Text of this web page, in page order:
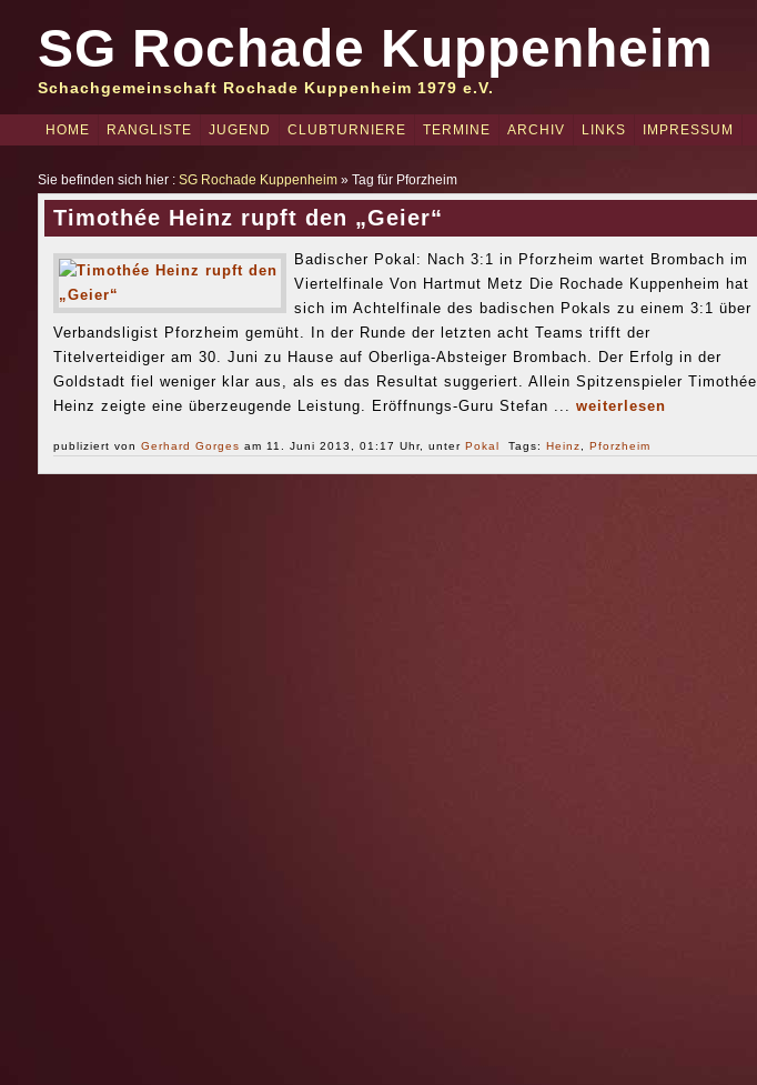
SG Rochade Kuppenheim
Schachgemeinschaft Rochade Kuppenheim 1979 e.V.
HOME RANGLISTE JUGEND CLUBTURNIERE TERMINE ARCHIV LINKS IMPRESSUM
Sie befinden sich hier : SG Rochade Kuppenheim» Tag für Pforzheim
Timothée Heinz rupft den „Geier“
Badischer Pokal: Nach 3:1 in Pforzheim wartet Brombach im
Viertelfinale Von Hartmut Metz Die Rochade Kuppenheim hat
sich im Achtelfinale des badischen Pokals zu einem 3:1 über
Verbandsligist Pforzheim gemüht. In der Runde der letzten acht Teams trifft der
Titelverteidiger am 30. Juni zu Hause auf Oberliga-Absteiger Brombach. Der Erfolg in der
Goldstadt fiel weniger klar aus, als es das Resultat suggeriert. Allein Spitzenspieler Timothée
Heinz zeigte eine überzeugende Leistung. Eröffnungs-Guru Stefan ... weiterlesen
publiziert von Gerhard Gorges am 11. Juni 2013, 01:17 Uhr, unter Pokal Tags: Heinz Pforzheim